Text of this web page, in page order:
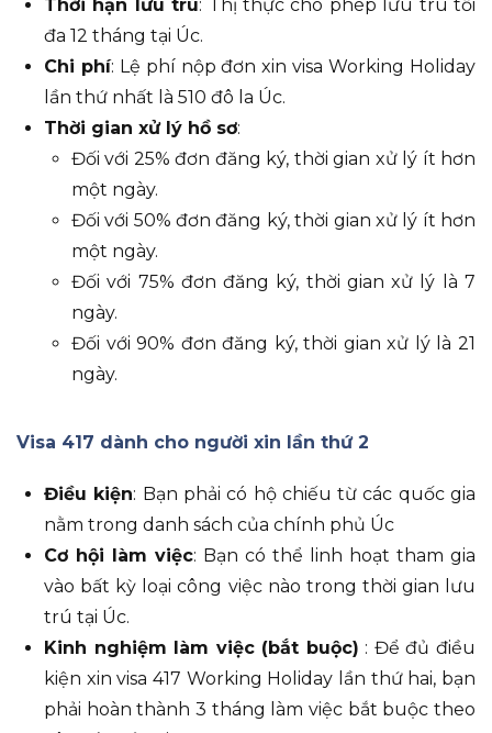
Thời hạn lưu trú: Thị thực cho phép lưu trú tối
đa 12 tháng tại Úc.
Chi phí: Lệ phí nộp đơn xin visa Working Holiday
lần thứ nhất là 510 đô la Úc.
Thời gian xử lý hồ sơ:
Đối với 25% đơn đăng ký, thời gian xử lý ít hơn
một ngày.
Đối với 50% đơn đăng ký, thời gian xử lý ít hơn
một ngày.
Đối với 75% đơn đăng ký, thời gian xử lý là 7
ngày.
Đối với 90% đơn đăng ký, thời gian xử lý là 21
ngày.
Visa 417 dành cho người xin lần thứ 2
Điều kiện: Bạn phải có hộ chiếu từ các quốc gia
nằm trong danh sách của chính phủ Úc
Cơ hội làm việc: Bạn có thể linh hoạt tham gia
vào bất kỳ loại công việc nào trong thời gian lưu
trú tại Úc.
Kinh nghiệm làm việc (bắt buộc) : Để đủ điều
kiện xin visa 417 Working Holiday lần thứ hai, bạn
phải hoàn thành 3 tháng làm việc bắt buộc theo